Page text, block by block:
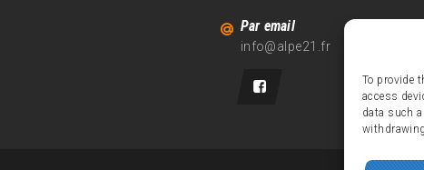
To provide
access
data such
Par email
info@alpe21.fr